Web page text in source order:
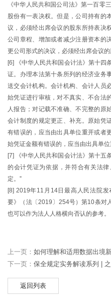
《中华人民共和国公司法》第一百零
股份有一表决权。但是，公司持有的
议，必须经出席会议的股东所持表决
公司章程、增加或者减少注册资本的
更公司形式的决议，必须经出席会议
[6] 《中华人民共和国会计法》第十四
证。办理本法第十条所列的经济业务
送交会计机构。会计机构、会计人员
始凭证进行审核，对不真实、不合法
人报告；对记载不准确、不完整的原
会计制度的规定更正、补充。原始凭
有错误的，应当由出具单位重开或者
始凭证金额有错误的，应当由出具单
[7] 《中华人民共和国会计法》第十五
的会计凭证为依据，并符合有关法
定。”
[8] 2019年11月14日最高人民法院
要》（法〔2019〕254号）第10条对
也可以作为法人人格横向否认的参考。
上一页： 如何理解和适用数据出境
下一页： 保全规定实务解读系列 | 之
返回列表